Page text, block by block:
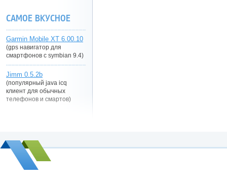
САМОЕ ВКУСНОЕ
Garmin Mobile XT 6.00.10
(gps навигатор для
смартфонов с symbian 9.4)
Jimm 0.5.2b
(популярный java icq
клиент для обычных
телефонов и смартов)